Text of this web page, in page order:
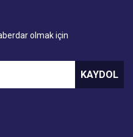
olmak için
KAYDOL